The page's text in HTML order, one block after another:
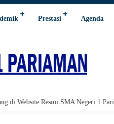
Prestasi Agenda
Resmi SMA Negeri 1 Pariaman.